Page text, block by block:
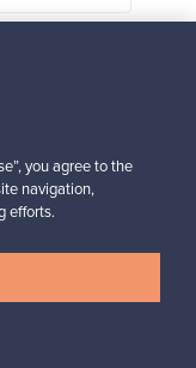
tasalla!
you agree to the
navigation,
efforts.